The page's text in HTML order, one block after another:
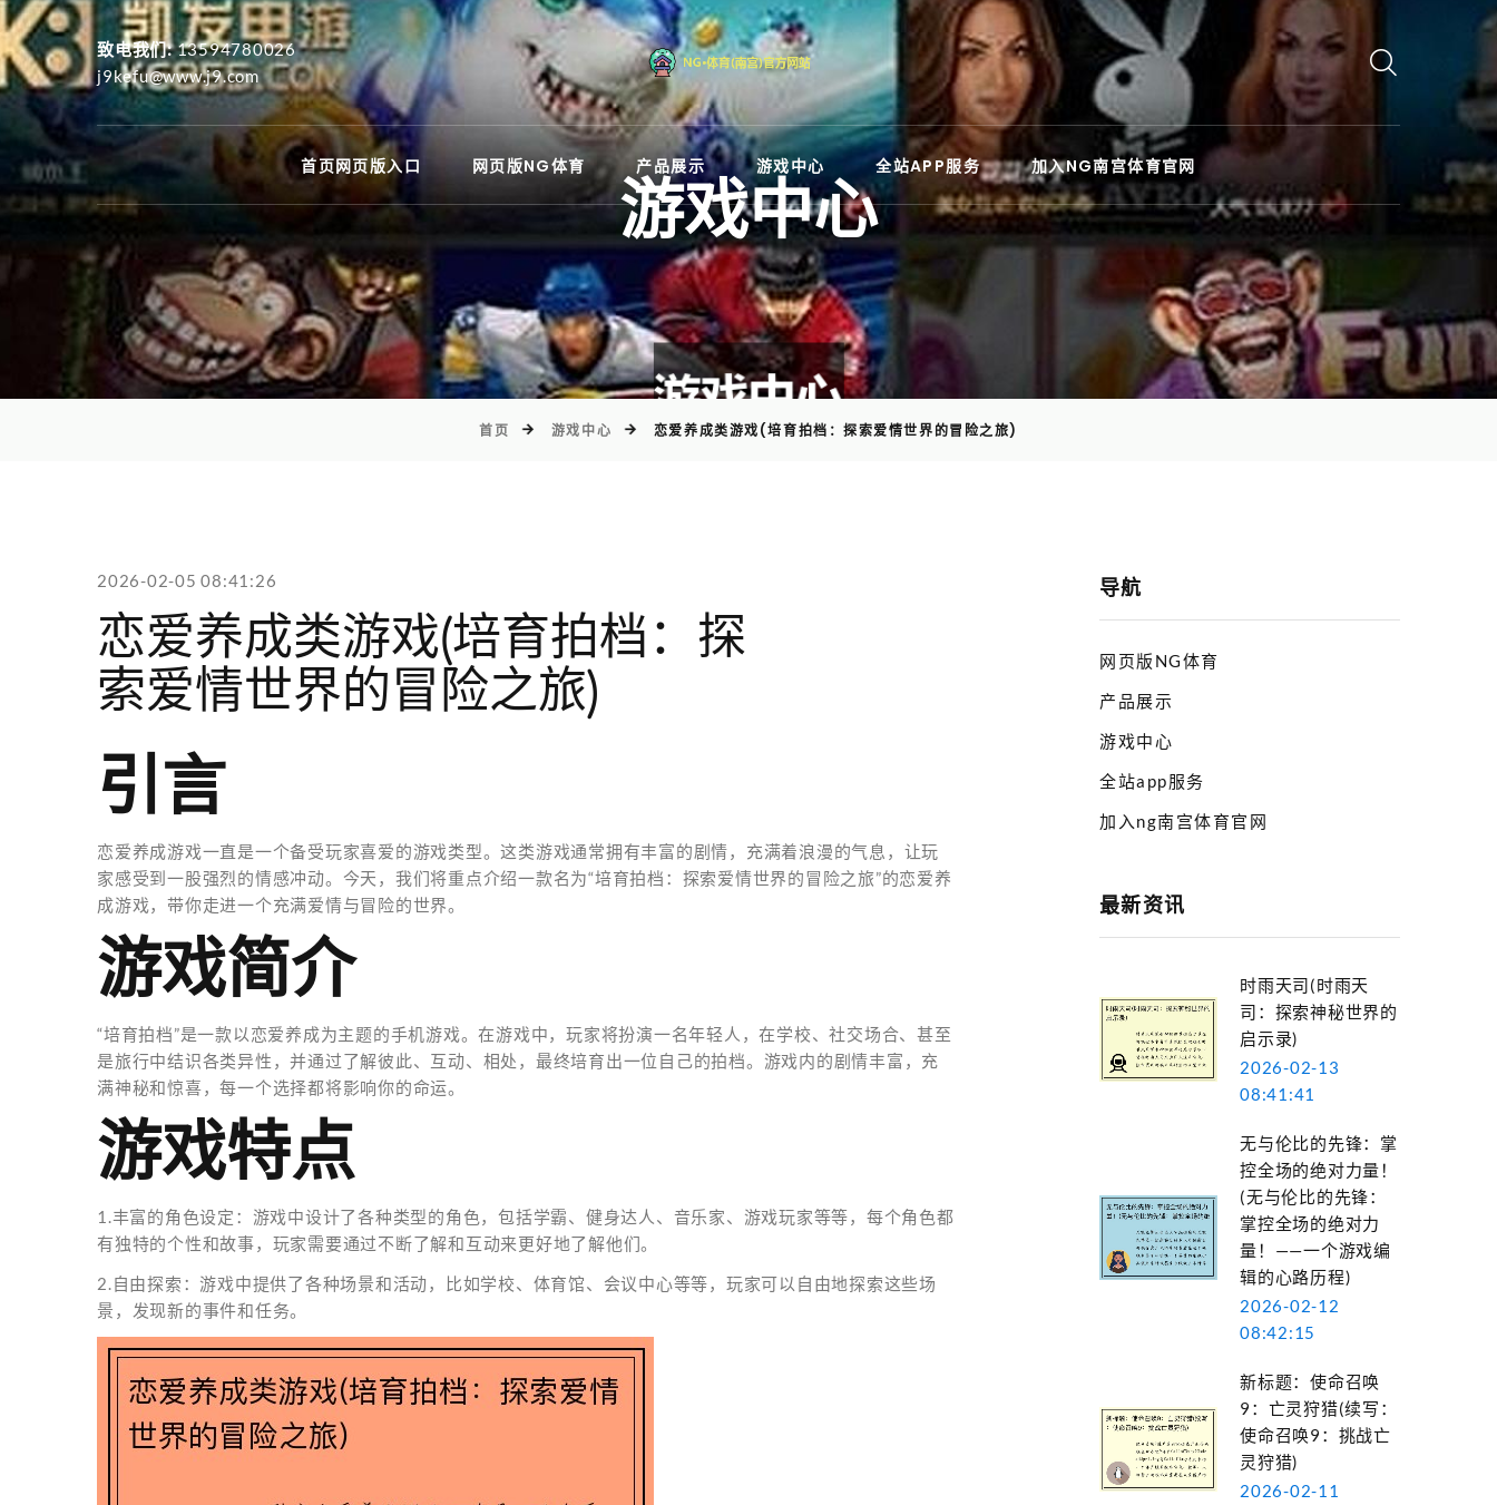
致电我们: 13594780026
j9kefu@www.j9.com
首页网页版入口 网页版NG体育 产品展示 游戏中心 全站APP服务 加入NG南宫体育官网
游戏中心
首页 游戏中心 恋爱养成类游戏(培育拍档：探索爱情世界的冒险之旅)
2026-02-05 08:41:26
恋爱养成类游戏(培育拍档：探
索爱情世界的冒险之旅)
引言
恋爱养成游戏一直是一个备受玩家喜爱的游戏类型。这类游戏通常拥有丰富的剧情，充满着浪漫的气息，让玩
家感受到一股强烈的情感冲动。今天，我们将重点介绍一款名为“培育拍档：探索爱情世界的冒险之旅”的恋爱养
成游戏，带你走进一个充满爱情与冒险的世界。
游戏简介
“培育拍档”是一款以恋爱养成为主题的手机游戏。在游戏中，玩家将扮演一名年轻人，在学校、社交场合、甚至
是旅行中结识各类异性，并通过了解彼此、互动、相处，最终培育出一位自己的拍档。游戏内的剧情丰富，充
满神秘和惊喜，每一个选择都将影响你的命运。
游戏特点
1.丰富的角色设定：游戏中设计了各种类型的角色，包括学霸、健身达人、音乐家、游戏玩家等等，每个角色都
有独特的个性和故事，玩家需要通过不断了解和互动来更好地了解他们。
2.自由探索：游戏中提供了各种场景和活动，比如学校、体育馆、会议中心等等，玩家可以自由地探索这些场
景，发现新的事件和任务。
导航
网页版NG体育
产品展示
游戏中心
全站app服务
加入ng南宫体育官网
最新资讯
时雨天司(时雨天
司：探索神秘世界的
启示录)
2026-02-13
08:41:41
无与伦比的先锋：掌
控全场的绝对力量！
(无与伦比的先锋：
掌控全场的绝对力
量！——一个游戏编
辑的心路历程)
2026-02-12
08:42:15
新标题：使命召唤
9：亡灵狩猎(续写：
使命召唤9：挑战亡
灵狩猎)
2026-02-11